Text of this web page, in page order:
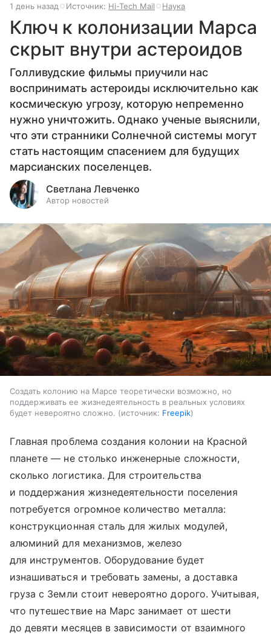
1 день назад Источник: Hi-Tech Mail Наука
Ключ к колонизации Марса
скрыт внутри астероидов
Голливудские фильмы приучили нас
воспринимать астероиды исключительно как
космическую угрозу, которую непременно
нужно уничтожить. Однако ученые выяснили,
что эти странники Солнечной системы могут
стать настоящим спасением для будущих
марсианских поселенцев.
Светлана Левченко
Автор новостей
Создать колонию на Марсе теоретически возможно, но
поддерживать ее жизнедеятельность в реальных условиях
будет невероятно сложно.
источник: Freepik
Главная проблема создания колонии на Красной
планете — не столько инженерные сложности,
сколько логистика. Для строительства
и поддержания жизнедеятельности поселения
потребуется огромное количество металла:
конструкционная сталь для жилых модулей,
алюминий для механизмов, железо
для инструментов. Оборудование будет
изнашиваться и требовать замены, а доставка
груза с Земли стоит невероятно дорого. Учитывая,
что путешествие на Марс занимает от шести
до девяти месяцев в зависимости от взаимного